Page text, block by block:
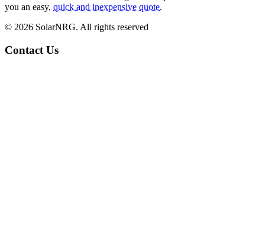
you an easy, quick and inexpensive quote.
© 2026 SolarNRG. All rights reserved
Contact Us